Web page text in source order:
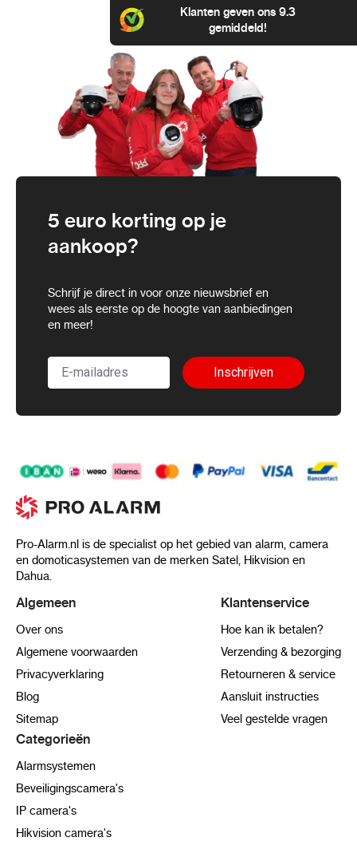
5 euro korting op je
aankoop?
Schrijf je direct in voor onze nieuwsbrief en
wees als eerste op de hoogte van aanbiedingen
en meer!
Inschrijven
Pro-Alarm.nl is de specialist op het gebied van alarm, camera
en domoticasystemen van de merken Satel, Hikvision en
Dahua.
Klanten geven ons 9.3
gemiddeld!
Algemeen
Over ons
Algemene voorwaarden
Privacyverklaring
Blog
Sitemap
Klantenservice
Hoe kan ik betalen?
Verzending & bezorging
Retourneren & service
Aansluit instructies
Veel gestelde vragen
Categorieën
Alarmsystemen
Beveiligingscamera's
IP camera's
Hikvision camera's